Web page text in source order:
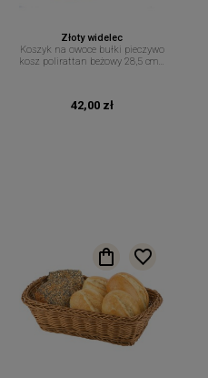
Złoty widelec
Koszyk na owoce bułki pieczywo
kosz polirattan beżowy 28,5 cm x
42,00 zł